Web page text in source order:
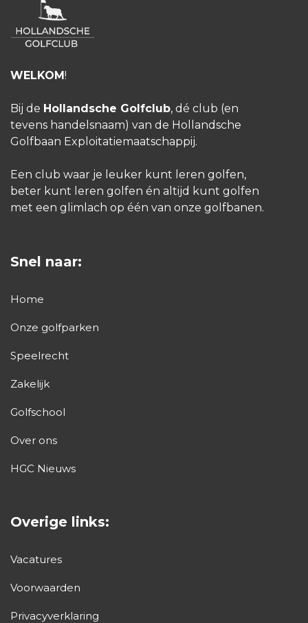
WELKOM !
Bij de Hollandsche Golfclub, dé club (en
tevens handelsnaam) van de Hollandsche
Golfbaan Exploitatiemaatschappij.
Een club waar je leuker kunt leren golfen,
beter kunt leren golfen én altijd kunt golfen
met een glimlach op één van onze golfbanen.
Snel naar:
Home
Onze golfparken
Speelrecht
Zakelijk
Golfschool
Over ons
HGC Nieuws
Overige links:
Vacatures
Voorwaarden
Privacyverklaring